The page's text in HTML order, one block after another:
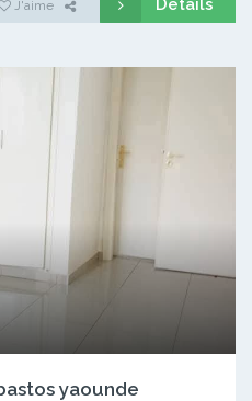
J'aime Détails
yaounde